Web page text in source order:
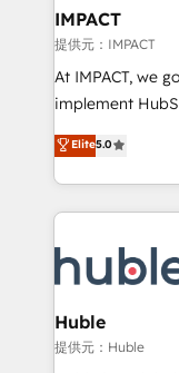
Integration
of your tech stack,
WooCommerce
Netsuite 🤖
the rare
Accreditation,
new HubSpot
CRM Migrations
IMPACT
提供元：IMPACT
At IMPACT, we
implement HubSpot. We teach your
master it. As the creators of the Endless Customers
System™ (the
Answer), we’re
entirely around
skills,
attract the right
without outside
Set up, audit,
Elite5.0
Huble
提供元：Huble